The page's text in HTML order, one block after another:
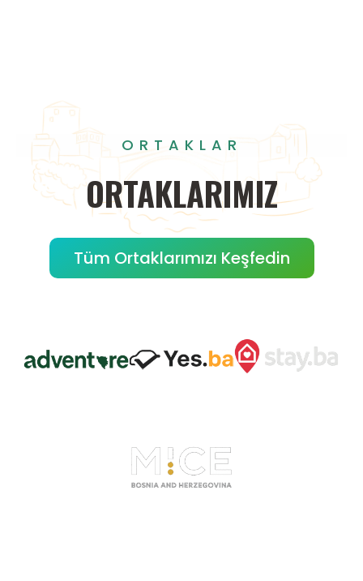
ORTAKLAR
ORTAKLARIMIZ
Tüm Ortaklarımızı Keşfedin